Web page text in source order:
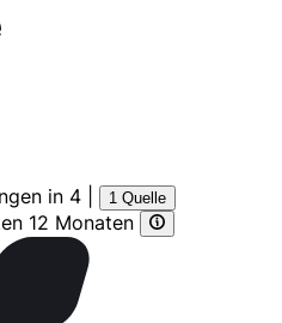
in 4 1 Quelle
12 Monaten